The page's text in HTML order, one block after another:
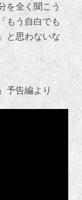
を全く聞こう
もう自白でも
と思わないな
予告編より